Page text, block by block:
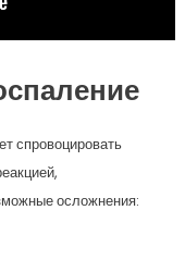
спровоцировать
осложнения: